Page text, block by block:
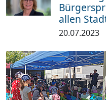
allen
20.07.2023